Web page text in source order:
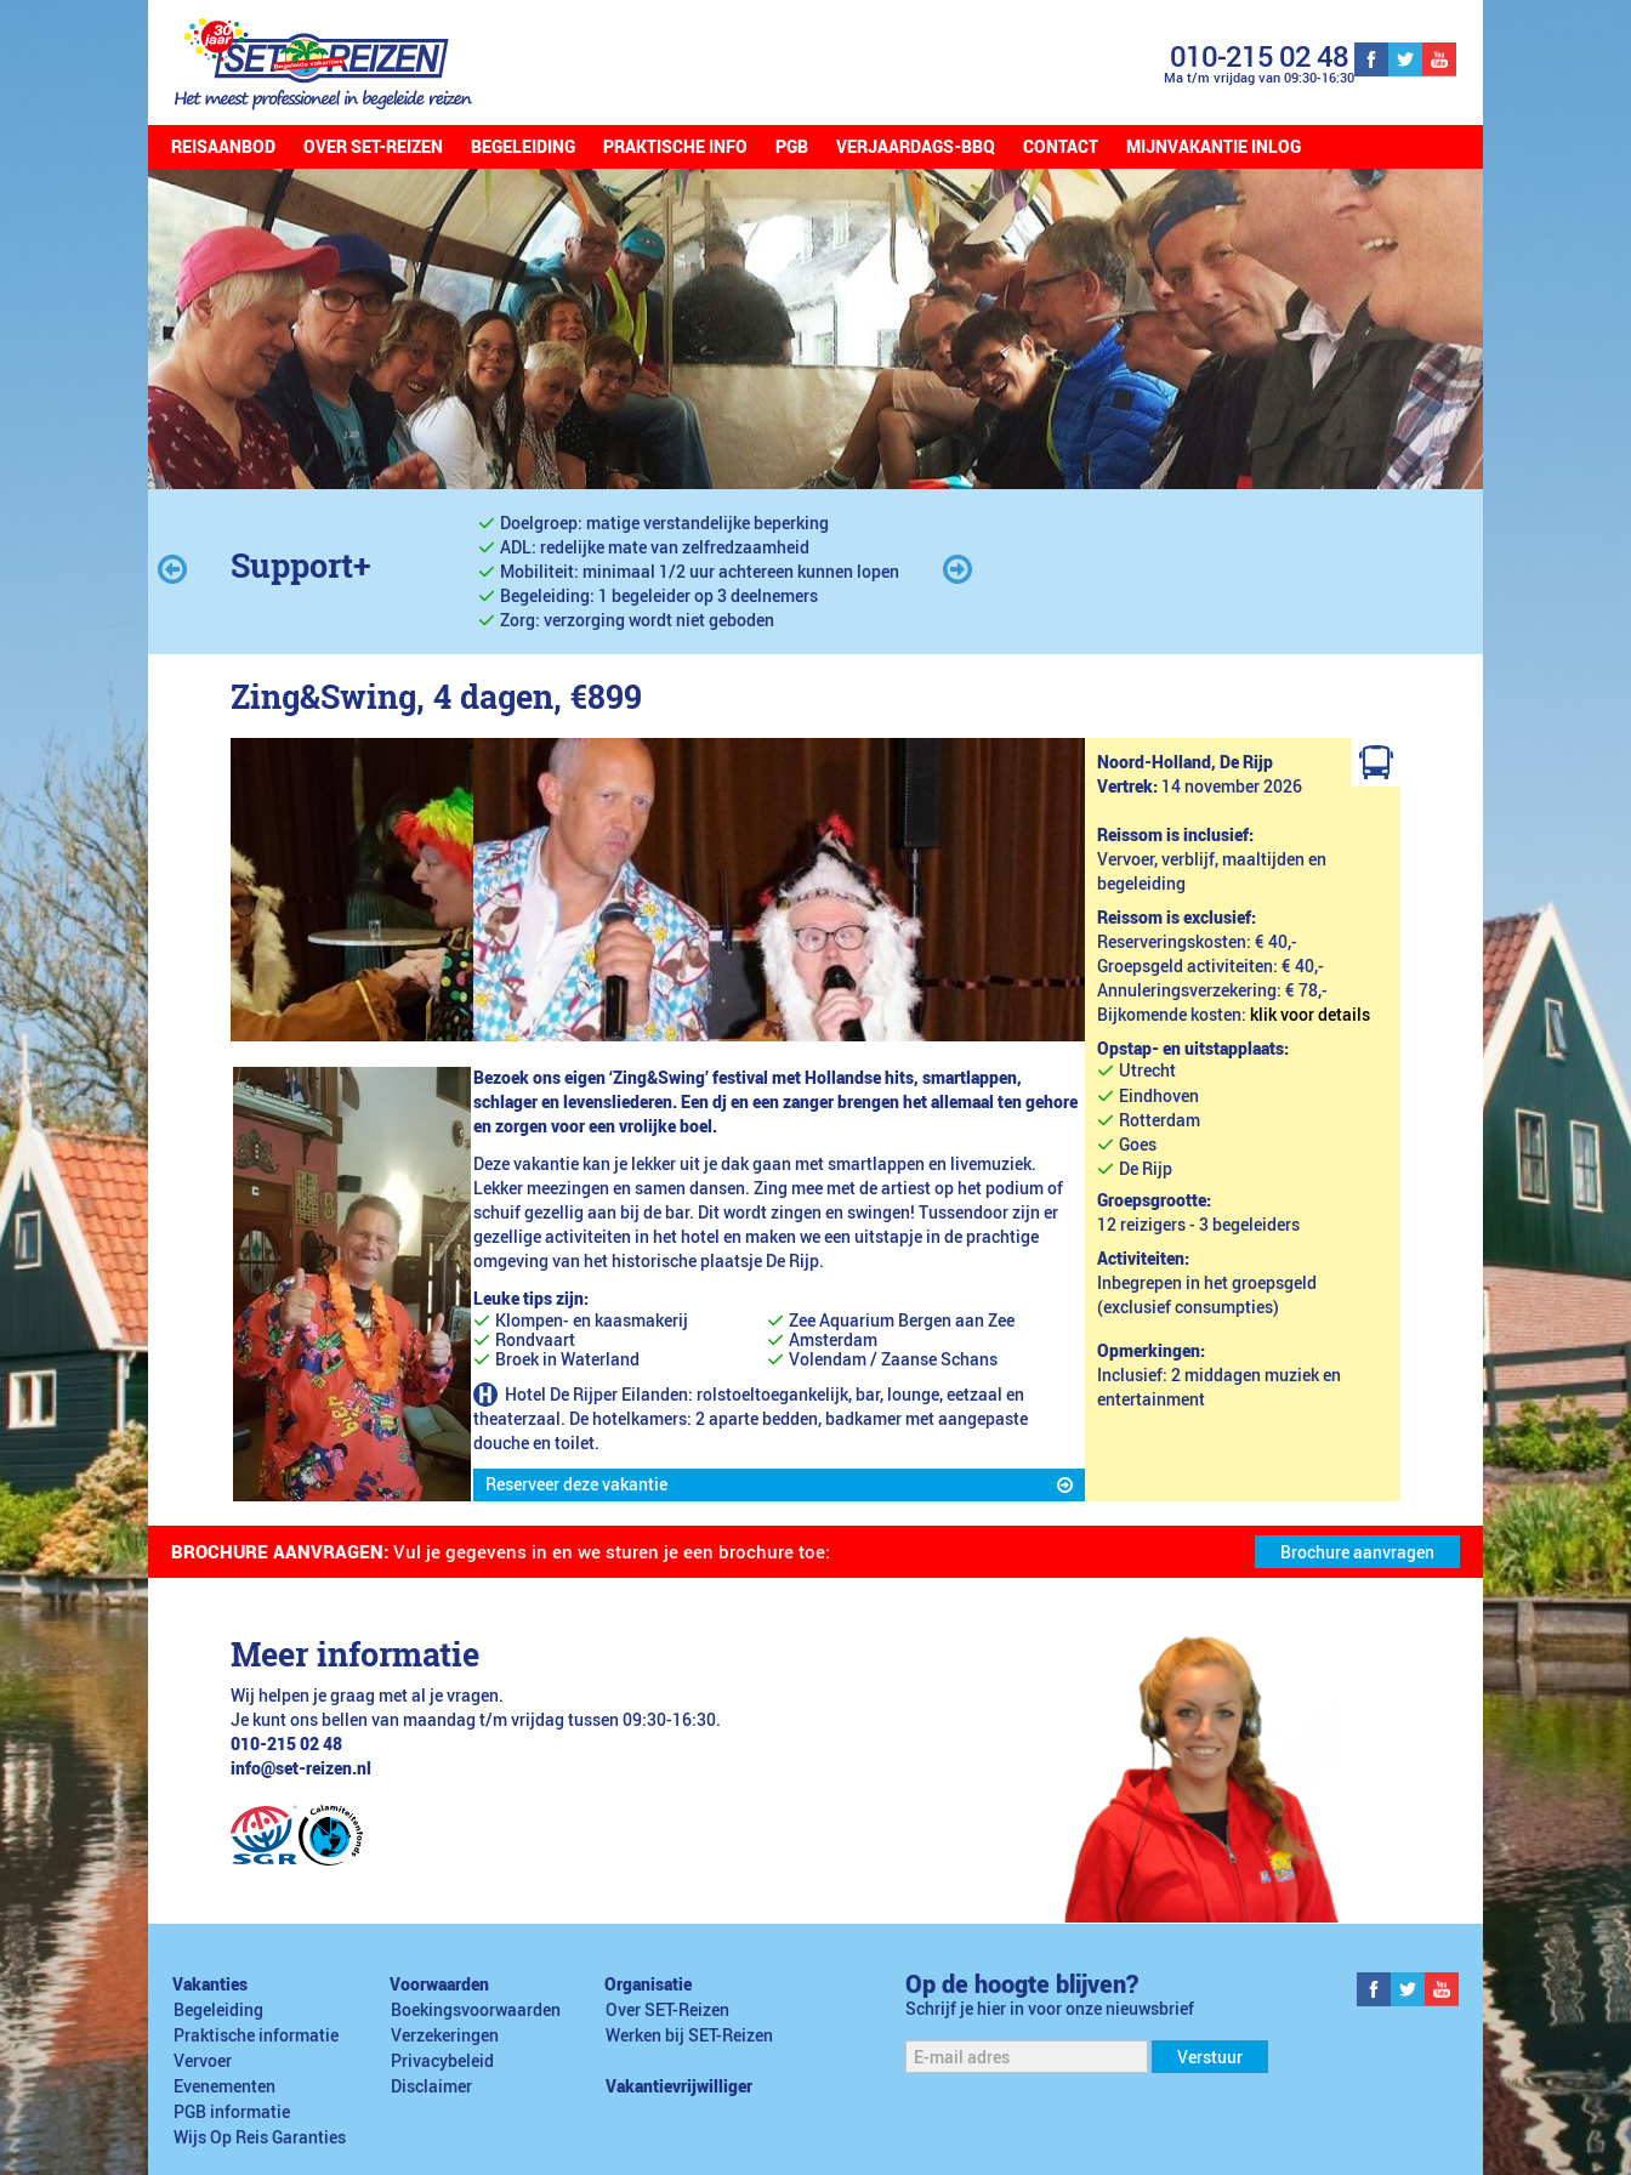
010-215 02 48
Ma t/m vrijdag van 09:30-16:30
REISAANBOD OVER SET-REIZEN BEGELEIDING PRAKTISCHE INFO PGB VERJAARDAGS-BBQ CONTACT MIJNVAKANTIE INLOG
Support+
Doelgroep: matige verstandelijke beperking
ADL: redelijke mate van zelfredzaamheid
Mobiliteit: minimaal 1/2 uur achtereen kunnen lopen
Begeleiding: 1 begeleider op 3 deelnemers
Zorg: verzorging wordt niet geboden
Zing&Swing, 4 dagen, €899
Bezoek ons eigen ‘Zing&Swing’ festival met Hollandse hits, smartlappen,
schlager en levensliederen. Een dj en een zanger brengen het allemaal ten gehore
en zorgen voor een vrolijke boel.
Deze vakantie kan je lekker uit je dak gaan met smartlappen en livemuziek.
Lekker meezingen en samen dansen. Zing mee met de artiest op het podium of
schuif gezellig aan bij de bar. Dit wordt zingen en swingen! Tussendoor zijn er
gezellige activiteiten in het hotel en maken we een uitstapje in de prachtige
omgeving van het historische plaatsje De Rijp.
Leuke tips zijn:
Klompen- en kaasmakerij
Zee Aquarium Bergen aan Zee
Rondvaart
Amsterdam
Broek in Waterland
Volendam / Zaanse Schans
Hotel De Rijper Eilanden: rolstoeltoegankelijk, bar, lounge, eetzaal en
theaterzaal. De hotelkamers: 2 aparte bedden, badkamer met aangepaste
douche en toilet.
Reserveer deze vakantie
Noord-Holland, De Rijp
Vertrek: 14 november 2026
Reissom is inclusief:
Vervoer, verblijf, maaltijden en
begeleiding
Reissom is exclusief:
Reserveringskosten: € 40,-
Groepsgeld activiteiten: € 40,-
Annuleringsverzekering: € 78,-
Bijkomende kosten: klik voor details
Opstap- en uitstapplaats:
Utrecht
Eindhoven
Rotterdam
Goes
De Rijp
Groepsgrootte:
12 reizigers - 3 begeleiders
Activiteiten:
Inbegrepen in het groepsgeld
(exclusief consumpties)
Opmerkingen:
Inclusief: 2 middagen muziek en
entertainment
BROCHURE AANVRAGEN: Vul je gegevens in en we sturen je een brochure toe:
Meer informatie
Wij helpen je graag met al je vragen.
Je kunt ons bellen van maandag t/m vrijdag tussen 09:30-16:30.
010-215 02 48
info@set-reizen.nl
Vakanties
Begeleiding
Praktische informatie
Vervoer
Evenementen
PGB informatie
Wijs Op Reis Garanties
Voorwaarden
Boekingsvoorwaarden
Verzekeringen
Privacybeleid
Disclaimer
Organisatie
Over SET-Reizen
Werken bij SET-Reizen
Vakantievrijwilliger
Op de hoogte blijven?
Schrijf je hier in voor onze nieuwsbrief